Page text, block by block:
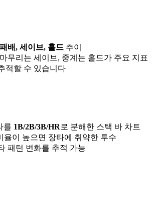
배, 세이브, 홀드 추이
무리는 세이브, 중계는 홀드가 주요 지표
적할 수 있습니다
를 1B/2B/3B/HR로 분해한 스택 바 차트
율이 높으면 장타에 취약한 투수
패턴 변화를 추적 가능